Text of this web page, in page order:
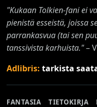
"Kukaan Tolkien-fani ei
pienistä esseistä, joissa
parrankasvua (tai sen
tanssivista karhuista."–
Adlibris:tarkista
FANTASIA TIETOKIRJA